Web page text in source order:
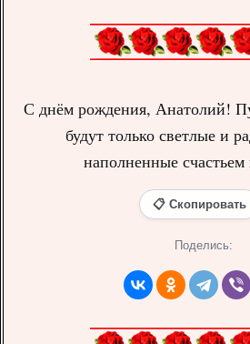
С днём рождения, Анатолий!
будут только светлые и
наполненные
📋 Скопировать
Поделись: